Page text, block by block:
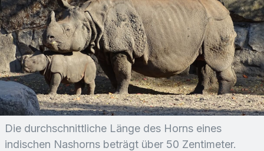
Die durchschnittliche Länge des Horns eines
indischen Nashorns beträgt über 50 Zentimeter.